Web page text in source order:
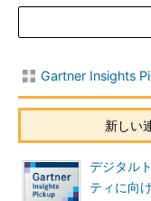
なら、今がそうすべき
うためだ。冒頭の「
答えが「いいえ」なら
1．多機能セキュリテ
ンスは、中堅企業の
んろう）だ。
Gartner Insights
新しい
デジタル
ティに向